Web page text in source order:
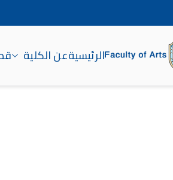
الرئيسيةعن الكلية